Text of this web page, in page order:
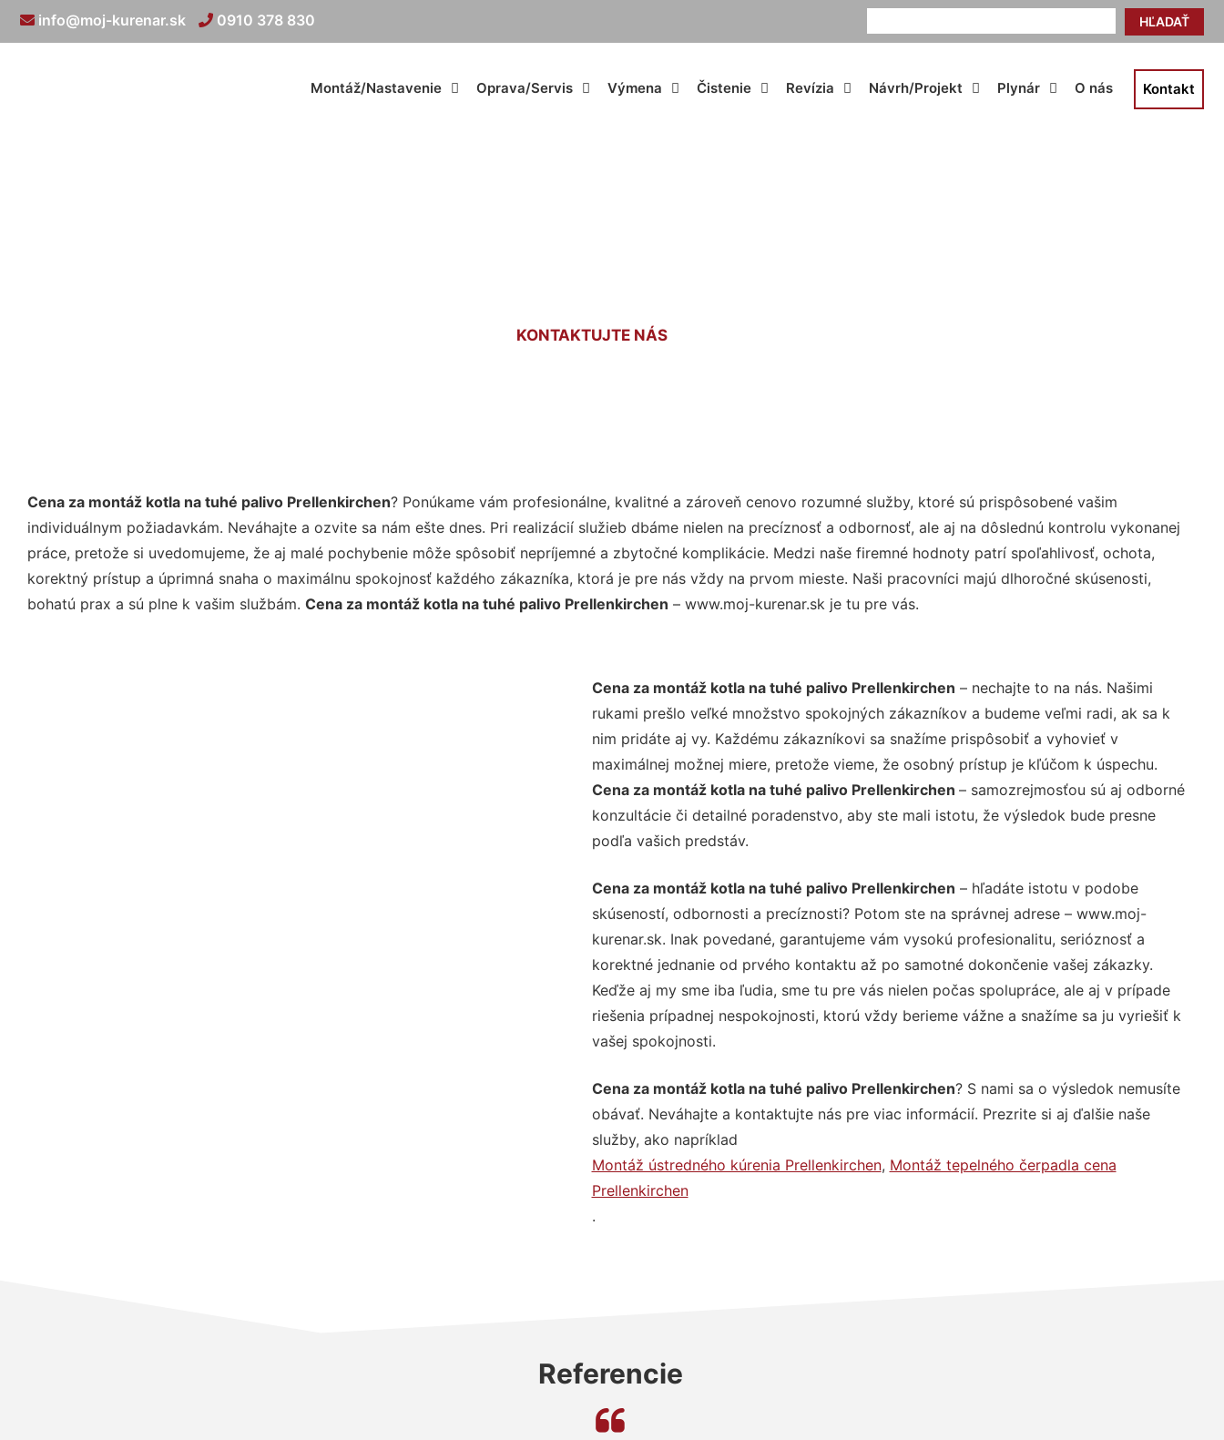
HĽADAŤ
info@moj-kurenar.sk 0910 378 830
Montáž/Nastavenie Oprava/Servis Výmena Čistenie Revízia Návrh/Projekt Plynár O nás Kontakt
KONTAKTUJTE NÁS
Cena za montáž kotla na tuhé palivo Prellenkirchen? Ponúkame vám profesionálne, kvalitné a zároveň cenovo rozumné služby, ktoré sú prispôsobené vašim
individuálnym požiadavkám. Neváhajte a ozvite sa nám ešte dnes. Pri realizácií služieb dbáme nielen na precíznosť a odbornosť, ale aj na dôslednú kontrolu vykonanej
práce, pretože si uvedomujeme, že aj malé pochybenie môže spôsobiť nepríjemné a zbytočné komplikácie. Medzi naše firemné hodnoty patrí spoľahlivosť, ochota,
korektný prístup a úprimná snaha o maximálnu spokojnosť každého zákazníka, ktorá je pre nás vždy na prvom mieste. Naši pracovníci majú dlhoročné skúsenosti,
bohatú prax a sú plne k vašim službám. Cena za montáž kotla na tuhé palivo Prellenkirchen – www.moj-kurenar.sk je tu pre vás.
Cena za montáž kotla na tuhé palivo Prellenkirchen – nechajte to na nás. Našimi
rukami prešlo veľké množstvo spokojných zákazníkov a budeme veľmi radi, ak sa k
nim pridáte aj vy. Každému zákazníkovi sa snažíme prispôsobiť a vyhovieť v
maximálnej možnej miere, pretože vieme, že osobný prístup je kľúčom k úspechu.
Cena za montáž kotla na tuhé palivo Prellenkirchen – samozrejmosťou sú aj odborné
konzultácie či detailné poradenstvo, aby ste mali istotu, že výsledok bude presne
podľa vašich predstáv.
Cena za montáž kotla na tuhé palivo Prellenkirchen – hľadáte istotu v podobe
skúseností, odbornosti a precíznosti? Potom ste na správnej adrese – www.moj-
kurenar.sk. Inak povedané, garantujeme vám vysokú profesionalitu, serióznosť a
korektné jednanie od prvého kontaktu až po samotné dokončenie vašej zákazky.
Keďže aj my sme iba ľudia, sme tu pre vás nielen počas spolupráce, ale aj v prípade
riešenia prípadnej nespokojnosti, ktorú vždy berieme vážne a snažíme sa ju vyriešiť k
vašej spokojnosti.
Cena za montáž kotla na tuhé palivo Prellenkirchen? S nami sa o výsledok nemusíte
obávať. Neváhajte a kontaktujte nás pre viac informácií. Prezrite si aj ďalšie naše
služby, ako napríklad
Montáž ústredného kúrenia Prellenkirchen, Montáž tepelného čerpadla cena
Prellenkirchen
.
Referencie